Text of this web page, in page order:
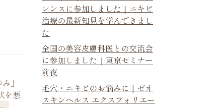
」
を悪
レンスに参加しました｜ニキビ
治療の最新知見を学んできまし
た
全国の美容皮膚科医との交流会
に参加しました｜東京セミナー
前夜
毛穴・ニキビのお悩みに｜ゼオ
スキンヘルス エクスフォリエー